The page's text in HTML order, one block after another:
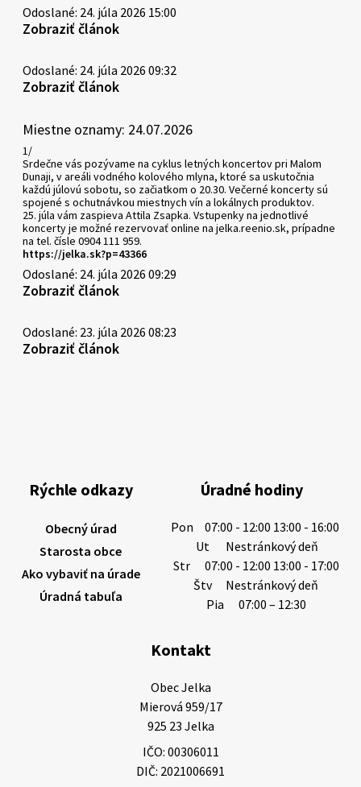
Odoslané: 24. júla 2026 15:00
Zobraziť článok
Odoslané: 24. júla 2026 09:32
Zobraziť článok
Miestne oznamy: 24.07.2026
1/
Srdečne vás pozývame na cyklus letných koncertov pri Malom
Dunaji, v areáli vodného kolového mlyna, ktoré sa uskutočnia
každú júlovú sobotu, so začiatkom o 20.30. Večerné koncerty sú
spojené s ochutnávkou miestnych vín a lokálnych produktov.
25. júla vám zaspieva Attila Zsapka. Vstupenky na jednotlivé
koncerty je možné rezervovať online na jelka.reenio.sk, prípadne
na tel. čísle 0904 111 959.
https://jelka.sk?p=43366
Odoslané: 24. júla 2026 09:29
Zobraziť článok
Odoslané: 23. júla 2026 08:23
Zobraziť článok
Rýchle odkazy
Obecný úrad
Starosta obce
Ako vybaviť na úrade
Úradná tabuľa
Úradné hodiny
Pon
07:00 - 12:00 13:00 - 16:00
Ut
Nestránkový deň
Str
07:00 - 12:00 13:00 - 17:00
Štv
Nestránkový deň
Pia
07:00 – 12:30
Kontakt
Obec Jelka
Mierová 959/17
925 23 Jelka
IČO: 00306011
DIČ: 2021006691